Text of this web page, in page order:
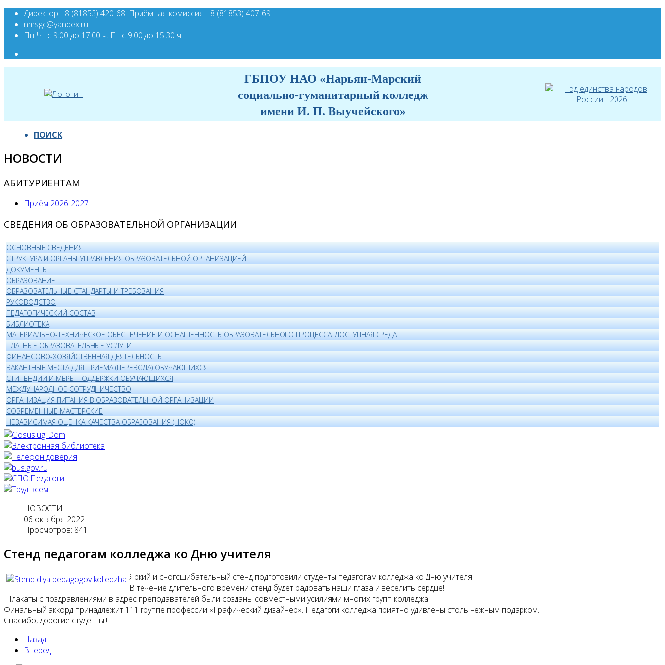
Директор - 8 (81853) 420-68. Приёмная комиссия - 8 (81853) 407-69
nmsgc@yandex.ru
Пн-Чт с 9:00 до 17:00 ч. Пт с 9:00 до 15:30 ч.
ГБПОУ НАО «Нарьян-Марский
социально-гуманитарный колледж
имени И. П. Выучейского»
ПОИСК
НОВОСТИ
АБИТУРИЕНТАМ
Приём 2026-2027
СВЕДЕНИЯ ОБ ОБРАЗОВАТЕЛЬНОЙ ОРГАНИЗАЦИИ
ОСНОВНЫЕ СВЕДЕНИЯ
СТРУКТУРА И ОРГАНЫ УПРАВЛЕНИЯ ОБРАЗОВАТЕЛЬНОЙ ОРГАНИЗАЦИЕЙ
ДОКУМЕНТЫ
ОБРАЗОВАНИЕ
ОБРАЗОВАТЕЛЬНЫЕ СТАНДАРТЫ И ТРЕБОВАНИЯ
РУКОВОДСТВО
ПЕДАГОГИЧЕСКИЙ СОСТАВ
БИБЛИОТЕКА
МАТЕРИАЛЬНО-ТЕХНИЧЕСКОЕ ОБЕСПЕЧЕНИЕ И ОСНАЩЕННОСТЬ ОБРАЗОВАТЕЛЬНОГО ПРОЦЕССА. ДОСТУПНАЯ СРЕДА
ПЛАТНЫЕ ОБРАЗОВАТЕЛЬНЫЕ УСЛУГИ
ФИНАНСОВО-ХОЗЯЙСТВЕННАЯ ДЕЯТЕЛЬНОСТЬ
ВАКАНТНЫЕ МЕСТА ДЛЯ ПРИЁМА (ПЕРЕВОДА) ОБУЧАЮЩИХСЯ
СТИПЕНДИИ И МЕРЫ ПОДДЕРЖКИ ОБУЧАЮЩИХСЯ
МЕЖДУНАРОДНОЕ СОТРУДНИЧЕСТВО
ОРГАНИЗАЦИЯ ПИТАНИЯ В ОБРАЗОВАТЕЛЬНОЙ ОРГАНИЗАЦИИ
СОВРЕМЕННЫЕ МАСТЕРСКИЕ
НЕЗАВИСИМАЯ ОЦЕНКА КАЧЕСТВА ОБРАЗОВАНИЯ (НОКО)
НОВОСТИ
06 октября 2022
Просмотров: 841
Стенд педагогам колледжа ко Дню учителя
Яркий и сногсшибательный стенд подготовили студенты педагогам колледжа ко Дню учителя!
В течение длительного времени стенд будет радовать наши глаза и веселить сердце!
Плакаты с поздравлениями в адрес преподавателей были созданы совместными усилиями многих групп колледжа.
Финальный аккорд принадлежит 111 группе профессии «Графический дизайнер». Педагоги колледжа приятно удивлены столь нежным подарком.
Спасибо, дорогие студенты!!!
Назад
Вперед